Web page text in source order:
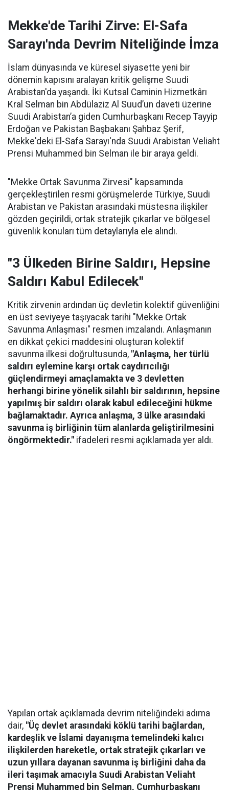
Mekke'de Tarihi Zirve: El-Safa
Sarayı'nda Devrim Niteliğinde İmza
İslam dünyasında ve küresel siyasette yeni bir
dönemin kapısını aralayan kritik gelişme Suudi
Arabistan'da yaşandı. İki Kutsal Caminin Hizmetkârı
Kral Selman bin Abdülaziz Al Suud’un daveti üzerine
Suudi Arabistan’a giden Cumhurbaşkanı Recep Tayyip
Erdoğan ve Pakistan Başbakanı Şahbaz Şerif,
Mekke'deki El-Safa Sarayı'nda Suudi Arabistan Veliaht
Prensi Muhammed bin Selman ile bir araya geldi.
"Mekke Ortak Savunma Zirvesi" kapsamında
gerçekleştirilen resmi görüşmelerde Türkiye, Suudi
Arabistan ve Pakistan arasındaki müstesna ilişkiler
gözden geçirildi, ortak stratejik çıkarlar ve bölgesel
güvenlik konuları tüm detaylarıyla ele alındı.
"3 Ülkeden Birine Saldırı, Hepsine
Saldırı Kabul Edilecek"
Kritik zirvenin ardından üç devletin kolektif güvenliğini
en üst seviyeye taşıyacak tarihi "Mekke Ortak
Savunma Anlaşması" resmen imzalandı. Anlaşmanın
en dikkat çekici maddesini oluşturan kolektif
savunma ilkesi doğrultusunda, "Anlaşma, her türlü
saldırı eylemine karşı ortak caydırıcılığı
güçlendirmeyi amaçlamakta ve 3 devletten
herhangi birine yönelik silahlı bir saldırının, hepsine
yapılmış bir saldırı olarak kabul edileceğini hükme
bağlamaktadır. Ayrıca anlaşma, 3 ülke arasındaki
savunma iş birliğinin tüm alanlarda geliştirilmesini
öngörmektedir." ifadeleri resmi açıklamada yer aldı.
Yapılan ortak açıklamada devrim niteliğindeki adıma
dair, "Üç devlet arasındaki köklü tarihi bağlardan,
kardeşlik ve İslami dayanışma temelindeki kalıcı
ilişkilerden hareketle, ortak stratejik çıkarları ve
uzun yıllara dayanan savunma iş birliğini daha da
ileri taşımak amacıyla Suudi Arabistan Veliaht
Prensi Muhammed bin Selman, Cumhurbaşkanı